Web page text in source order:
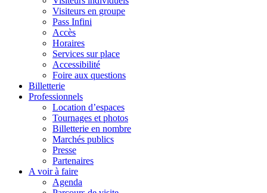
Visiteurs en groupe
Pass Infini
Accès
Horaires
Services sur place
Accessibilité
Foire aux questions
Billetterie
Professionnels
Location d’espaces
Tournages et photos
Billetterie en nombre
Marchés publics
Presse
Partenaires
A voir à faire
Agenda